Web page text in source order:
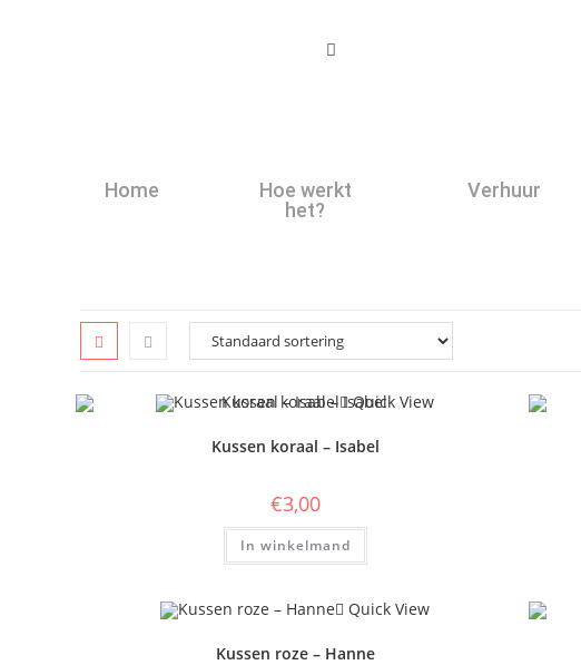
Home
Hoe werkt
het?
Verhuur
Quick View
Kussen koraal – Isabel
€3,00
In winkelmand
Quick View
Kussen roze – Hanne